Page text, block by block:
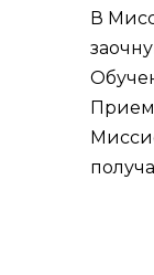
В
Прием